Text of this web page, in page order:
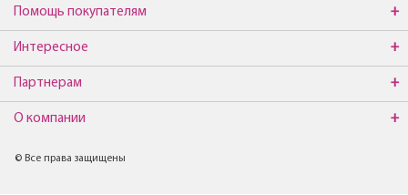
Помощь покупателям
Интересное
Партнерам
О компании
© Все права защищены